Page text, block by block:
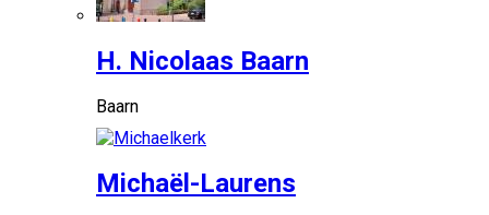
H. Nicolaas Baarn
Baarn
Michaël-Laurens